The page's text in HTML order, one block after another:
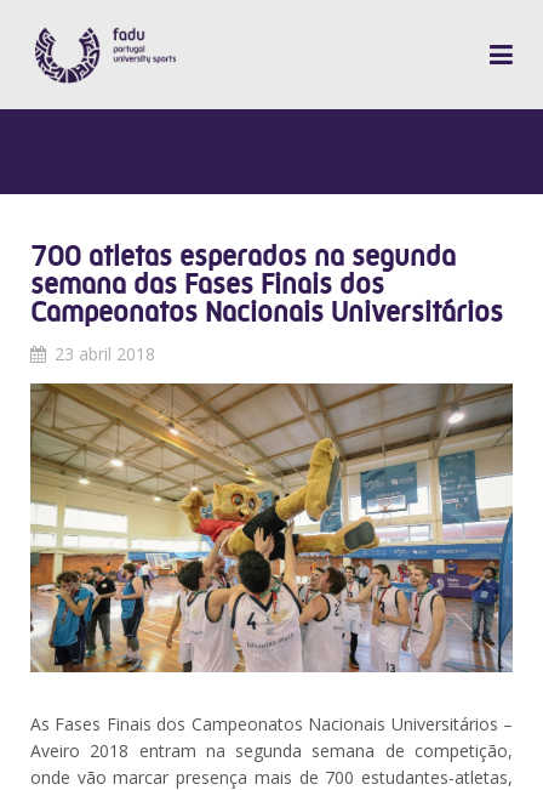
700 atletas esperados na segunda
semana das Fases Finais dos
Campeonatos Nacionais Universitários
23 abril 2018
As Fases Finais dos Campeonatos Nacionais Universitários –
Aveiro 2018 entram na segunda semana de competição,
onde vão marcar presença mais de 700 estudantes-atletas,